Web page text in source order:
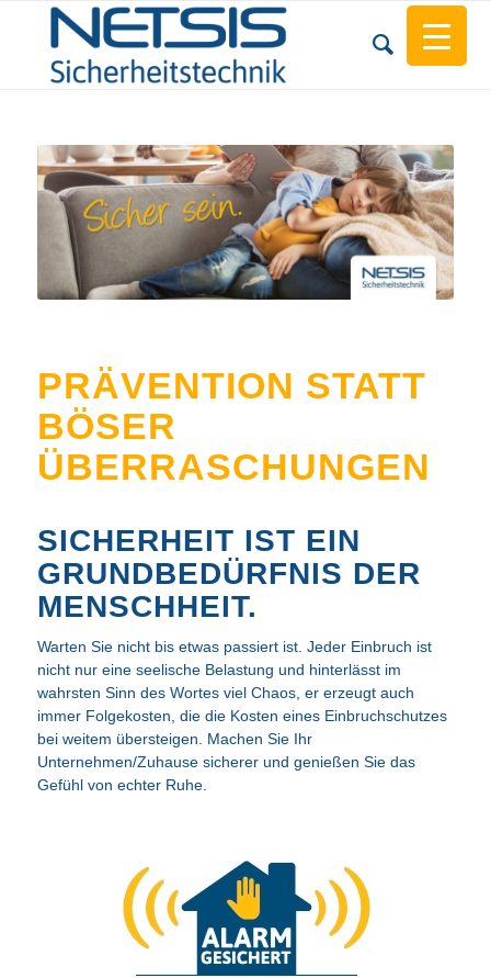
PRÄVENTION STATT
BÖSER
ÜBERRASCHUNGEN
SICHERHEIT IST EIN
GRUNDBEDÜRFNIS DER
MENSCHHEIT.
Warten Sie nicht bis etwas passiert ist. Jeder Einbruch ist
nicht nur eine seelische Belastung und hinterlässt im
wahrsten Sinn des Wortes viel Chaos, er erzeugt auch
immer Folgekosten, die die Kosten eines Einbruchschutzes
bei weitem übersteigen. Machen Sie Ihr
Unternehmen/Zuhause sicherer und genießen Sie das
Gefühl von echter Ruhe.